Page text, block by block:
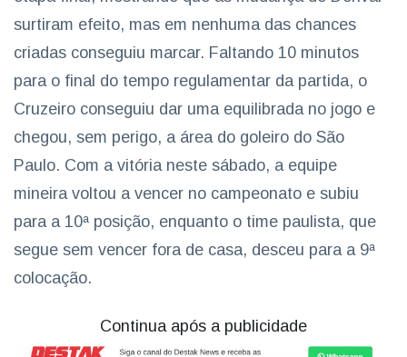
surtiram efeito, mas em nenhuma das chances
criadas conseguiu marcar. Faltando 10 minutos
para o final do tempo regulamentar da partida, o
Cruzeiro conseguiu dar uma equilibrada no jogo e
chegou, sem perigo, a área do goleiro do São
Paulo. Com a vitória neste sábado, a equipe
mineira voltou a vencer no campeonato e subiu
para a 10ª posição, enquanto o time paulista, que
segue sem vencer fora de casa, desceu para a 9ª
colocação.
Continua após a publicidade